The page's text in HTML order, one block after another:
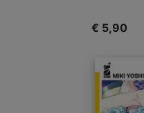
€ 5,90